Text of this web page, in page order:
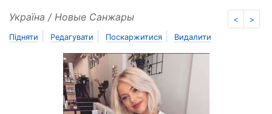
< >
Україна / Новые Санжары
Підняти Редагувати Поскаржитися Видалити